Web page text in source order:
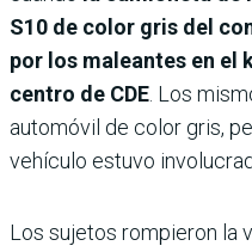
S10 de color gris del
por los maleantes en el
centro de CDE . Los
automóvil de color gris,
vehículo estuvo
Los sujetos rompieron la